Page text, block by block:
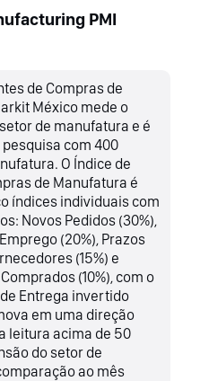
PMI
de Compras de
México mede o
de manufatura e é
com 400
O Índice de
de Manufatura é
índices individuais com
Novos Pedidos (30%),
(20%), Prazos
(15%) e
(10%), com o
Entrega invertido
em uma direção
leitura acima de 50
do setor de
ao mês